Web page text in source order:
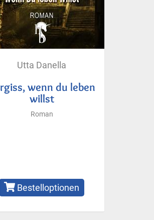
Utta Danella
wenn du leben
willst
Roman
Bestelloptionen